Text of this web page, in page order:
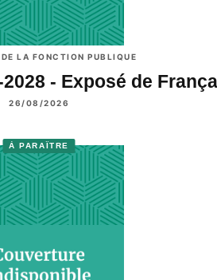
LA FONCTION PUBLIQUE
- Exposé de
26/08/2026
À PARAÎTRE